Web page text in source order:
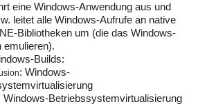
eine Windows-Anwendung aus und
leitet alle Windows-Aufrufe an native
Bibliotheken um (die das Windows-
emulieren).
Builds:
: Windows-
Windows-Betriebssystemvirtualisierung